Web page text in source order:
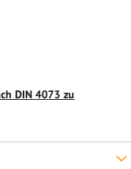
DIN 4073 zu